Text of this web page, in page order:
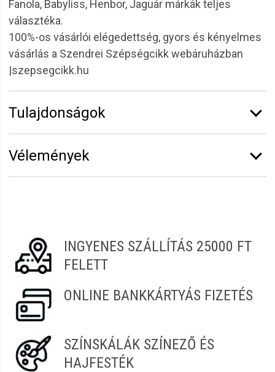
Fanola, Babyliss, Henbor, Jaguár márkák teljes
választéka.
100%-os vásárlói elégedettség, gyors és kényelmes
vásárlás a Szendrei Szépségcikk webáruházban
|szepsegcikk.hu
Tulajdonságok
Vélemények
INGYENES SZÁLLÍTÁS 25000 FT
FELETT
ONLINE BANKKÁRTYÁS FIZETÉS
SZÍNSKÁLÁK SZÍNEZŐ ÉS
HAJFESTÉK